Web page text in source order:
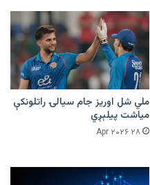
ملي شل اوریز جام سیالۍ راتلونکې
میاشت پیلېږي
۲۸ Apr ۲۰۲۶